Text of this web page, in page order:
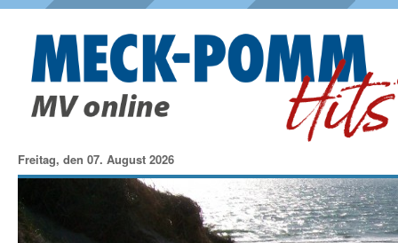
Freitag, den 07. August 2026